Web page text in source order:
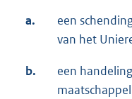
a.
een
van het
b.
een